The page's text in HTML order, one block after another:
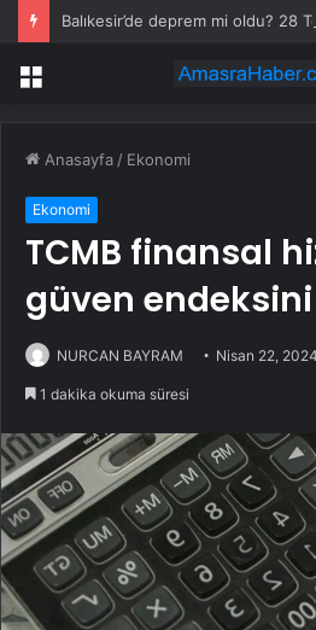
Menü
Anasayfa / Ekonomi
Ekonomi
TCMB finansal
güven endeksini
NURCAN BAYRAM Nisan 22, 2024
1 dakika okuma süresi